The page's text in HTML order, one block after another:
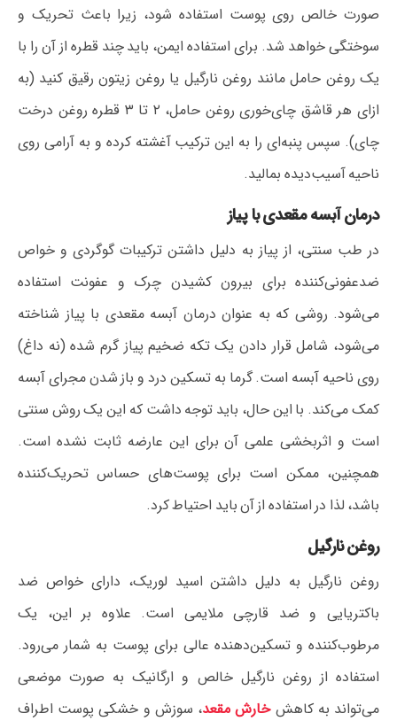
صورت خالص روی پوست استفاده شود، زیرا باعث تحریک و
سوختگی خواهد شد. برای استفاده ایمن، باید چند قطره از آن را با
یک روغن حامل مانند روغن نارگیل یا روغن زیتون رقیق کنید (به
ازای هر قاشق چای‌خوری روغن حامل، ۲ تا ۳ قطره روغن درخت
چای). سپس پنبه‌ای را به این ترکیب آغشته کرده و به آرامی روی
ناحیه آسیب‌دیده بمالید.
درمان آبسه مقعدی با پیاز
در طب سنتی، از پیاز به دلیل داشتن ترکیبات گوگردی و خواص
ضدعفونی‌کننده برای بیرون کشیدن چرک و عفونت استفاده
می‌شود. روشی که به عنوان درمان آبسه مقعدی با پیاز شناخته
می‌شود، شامل قرار دادن یک تکه ضخیم پیاز گرم شده (نه داغ)
روی ناحیه آبسه است. گرما به تسکین درد و باز شدن مجرای آبسه
کمک می‌کند. با این حال، باید توجه داشت که این یک روش سنتی
است و اثربخشی علمی آن برای این عارضه ثابت نشده است.
همچنین، ممکن است برای پوست‌های حساس تحریک‌کننده
باشد، لذا در استفاده از آن باید احتیاط کرد.
روغن نارگیل
روغن نارگیل به دلیل داشتن اسید لوریک، دارای خواص ضد
باکتریایی و ضد قارچی ملایمی است. علاوه بر این، یک
مرطوب‌کننده و تسکین‌دهنده عالی برای پوست به شمار می‌رود.
استفاده از روغن نارگیل خالص و ارگانیک به صورت موضعی
می‌تواند به کاهشخارش مقعد، سوزش و خشکی پوست اطراف